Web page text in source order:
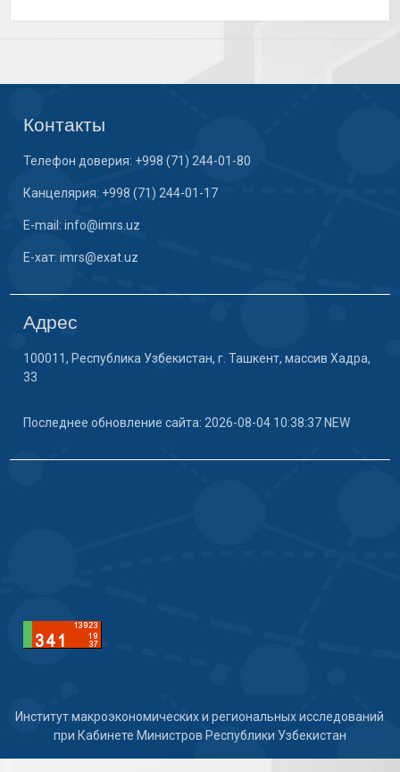
Контакты
Телефон доверия: +998 (71) 244-01-80
Канцелярия: +998 (71) 244-01-17
E-mail: info@imrs.uz
E-хат: imrs@exat.uz
Адрес
100011, Республика Узбекистан, г. Ташкент, массив Хадра,
33
Последнее обновление сайта: 2026-08-04 10:38:37 NEW
Институт макроэкономических и региональных исследований
при Кабинете Министров Республики Узбекистан